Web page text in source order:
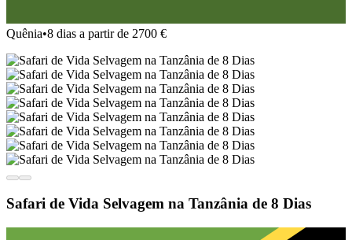
Quênia•8 dias a partir de 2700 €
Safari de Vida Selvagem na Tanzânia de 8 Dias